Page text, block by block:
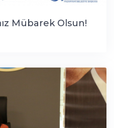
Mübarek Olsun!